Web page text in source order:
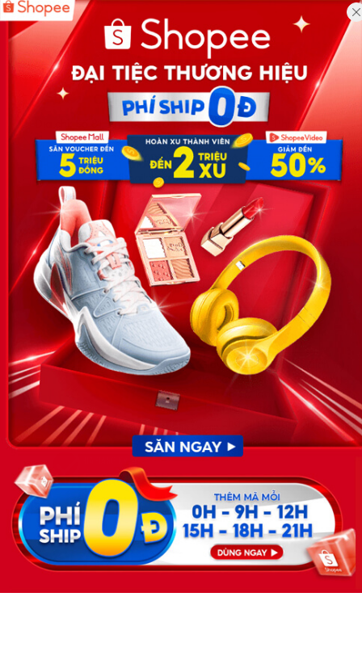
Công ty TNHH Eyeplus Online
Địa chỉ: Số 81, ngõ 68, đường Cầu Giấy, Tổ 05, Phường Quan
Hoa, Quận Cầu Giấy, TP Hà Nội, Việt Nam
SĐT: 0981 448 766
Email:
hotro@timviec.com.vn
VỀ CHÚNG TÔI
News.timviec.com.vn là website cung cấp thông tin liên quan đến
nhân sự, nghề nghiệp do Timviec.com.vn vận hành nhằm giúp
doanh nghiệp, nhân sự tuyển dụng, người đi làm, người tìm việc
cập nhật thông tin và đáp ứng được mong muốn của mình.
KẾT NỐI
Giấy phép hoạt động dịch vụ
việc làm số 54/2019/SLĐTBXH-
GP do Sở lao động thương
binh và xã hội cấp ngày 30
tháng 12 năm 2019.